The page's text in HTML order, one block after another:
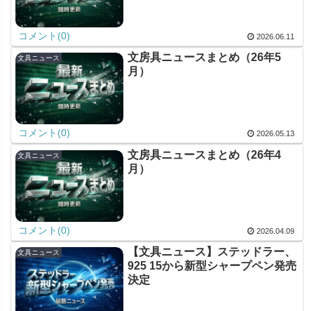
コメント(0) 2026.06.11
文具ニュース
コメント(0)
文房具ニュースまとめ（26年5
月）
2026.05.13
文具ニュース
コメント(0)
文房具ニュースまとめ（26年4
月）
2026.04.09
文具ニュース
【文具ニュース】ステッドラー、
925 15から新型シャープペン発売
決定